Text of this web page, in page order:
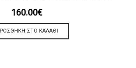
160.00€
ΣΤΟ ΚΑΛΆΘΙ